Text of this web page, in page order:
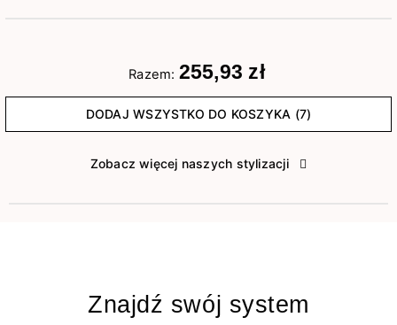
Razem: 255,93 zł
DODAJ WSZYSTKO DO KOSZYKA (7)
Zobacz więcej naszych stylizacji
Znajdź swój system